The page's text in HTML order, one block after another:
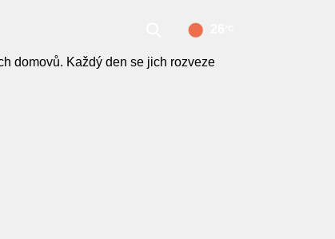
domovů. Každý den se jich rozveze